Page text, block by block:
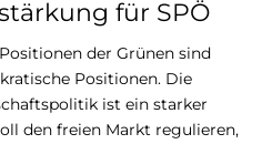
für SPÖ
der Grünen sind
Positionen. Die
ist ein starker
den freien Markt regulieren,